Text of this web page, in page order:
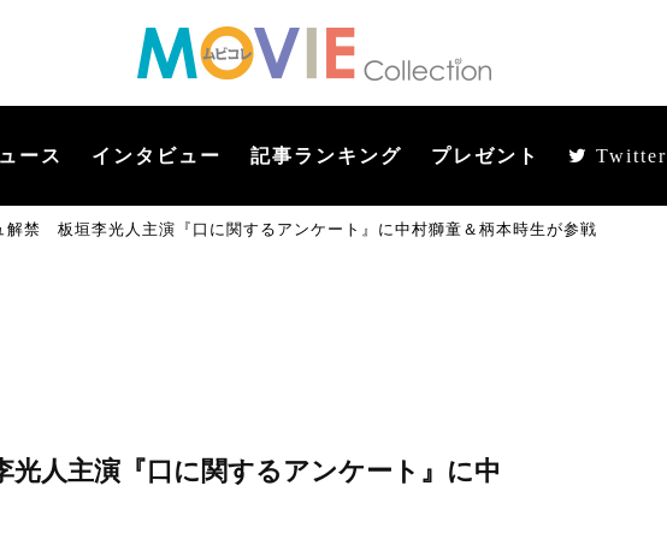
ース インタビュー 記事ランキング プレゼント Twitter
解禁 板垣李光人主演『口に関するアンケート』に中村獅童＆柄本時生が参戦
人主演『口に関するアンケート』に中